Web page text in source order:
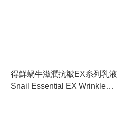
得鮮蝸牛滋潤抗皺EX糸列乳液
Snail Essential EX Wrinkle